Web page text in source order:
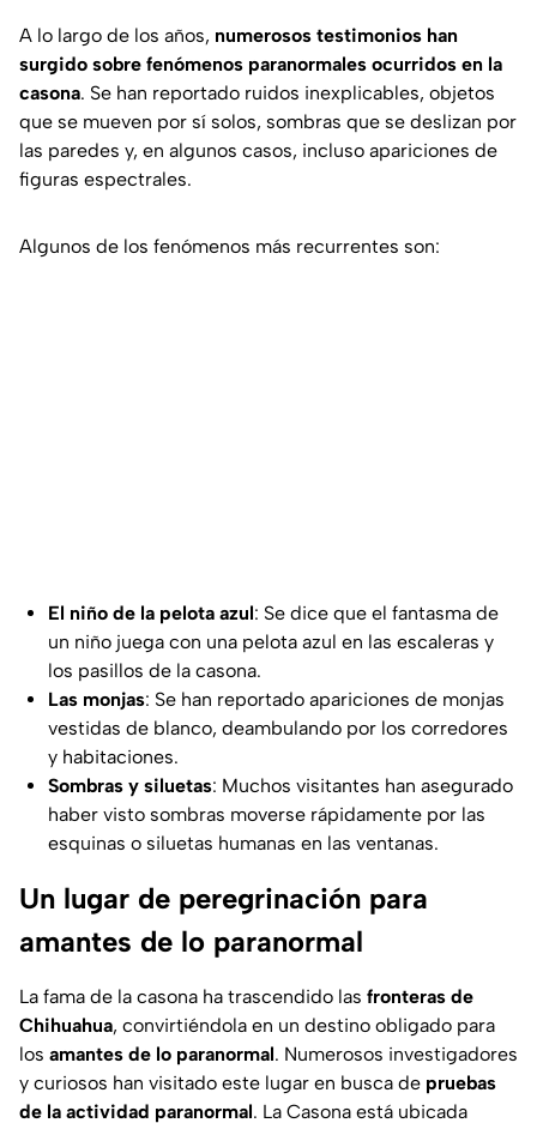
A lo largo de los años, numerosos testimonios han
surgido sobre fenómenos paranormales ocurridos en la
casona. Se han reportado ruidos inexplicables, objetos
que se mueven por sí solos, sombras que se deslizan por
las paredes y, en algunos casos, incluso apariciones de
figuras espectrales.
Algunos de los fenómenos más recurrentes son:
El niño de la pelota azul: Se dice que el fantasma de
un niño juega con una pelota azul en las escaleras y
los pasillos de la casona.
Las monjas: Se han reportado apariciones de monjas
vestidas de blanco, deambulando por los corredores
y habitaciones.
Sombras y siluetas: Muchos visitantes han asegurado
haber visto sombras moverse rápidamente por las
esquinas o siluetas humanas en las ventanas.
Un lugar de peregrinación para
amantes de lo paranormal
La fama de la casona ha trascendido las fronteras de
Chihuahua, convirtiéndola en un destino obligado para
los amantes de lo paranormal. Numerosos investigadores
y curiosos han visitado este lugar en busca de pruebas
de la actividad paranormal. La Casona está ubicada